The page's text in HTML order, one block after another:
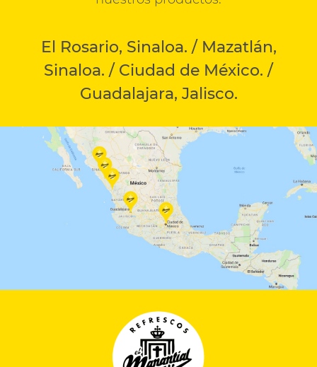
El Rosario, Sinaloa. / Mazatlán,
Sinaloa. / Ciudad de México. /
Guadalajara, Jalisco.